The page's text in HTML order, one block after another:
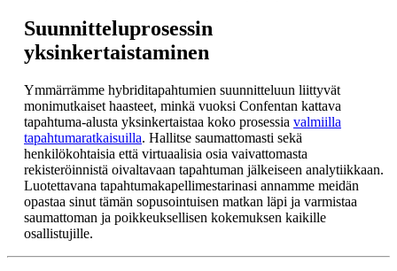
Suunnitteluprosessin
yksinkertaistaminen
Ymmärrämme hybriditapahtumien suunnitteluun liittyvät
monimutkaiset haasteet, minkä vuoksi Confentan kattava
tapahtuma-alusta yksinkertaistaa koko prosessia valmiilla
tapahtumaratkaisuilla. Hallitse saumattomasti sekä
henkilökohtaisia että virtuaalisia osia vaivattomasta
rekisteröinnistä oivaltavaan tapahtuman jälkeiseen analytiikkaan.
Luotettavana tapahtumakapellimestarinasi annamme meidän
opastaa sinut tämän sopusointuisen matkan läpi ja varmistaa
saumattoman ja poikkeuksellisen kokemuksen kaikille
osallistujille.